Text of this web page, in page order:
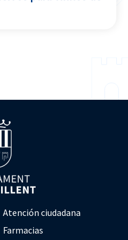
Atención ciudadana
Farmacias